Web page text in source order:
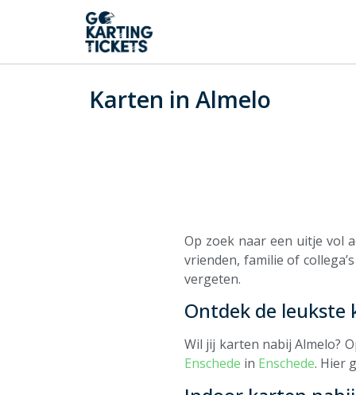
Karten in Almelo
Op zoek naar een uitje vol
vrienden, familie of
vergeten.
Ontdek de
Wil jij karten nabij Almelo?
Enschede in Enschede. Hier